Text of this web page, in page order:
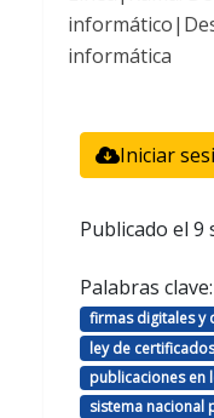
informática
Iniciar
Publicado el 9
Palabras clave:
firmas digitales y
ley de certificados
publicaciones en
sistema nacional